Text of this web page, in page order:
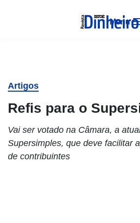
Menu
Artigos
Refis para o
Vai ser votado na Câmara, a
Supersimples, que deve facilitar
de contribuintes